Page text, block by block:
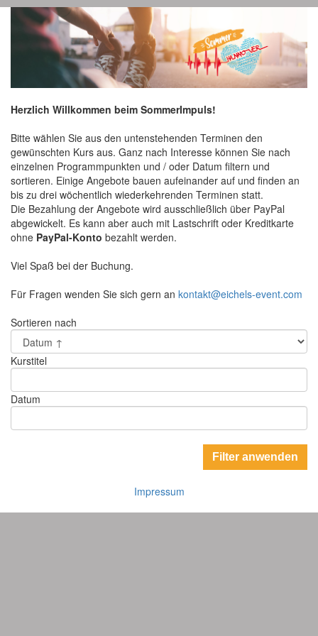
Herzlich Willkommen beim SommerImpuls!
Bitte wählen Sie aus den untenstehenden Terminen den
gewünschten Kurs aus. Ganz nach Interesse können Sie nach
einzelnen Programmpunkten und / oder Datum filtern und
sortieren. Einige Angebote bauen aufeinander auf und finden an
bis zu drei wöchentlich wiederkehrenden Terminen statt.
Die Bezahlung der Angebote wird ausschließlich über PayPal
abgewickelt. Es kann aber auch mit Lastschrift oder Kreditkarte
ohne PayPal-Konto bezahlt werden.
Viel Spaß bei der Buchung.
Für Fragen wenden Sie sich gern an kontakt@eichels-event.com
Sortieren nach
Kurstitel
Datum
Impressum